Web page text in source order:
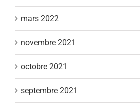
mars 2022
novembre 2021
octobre 2021
septembre 2021